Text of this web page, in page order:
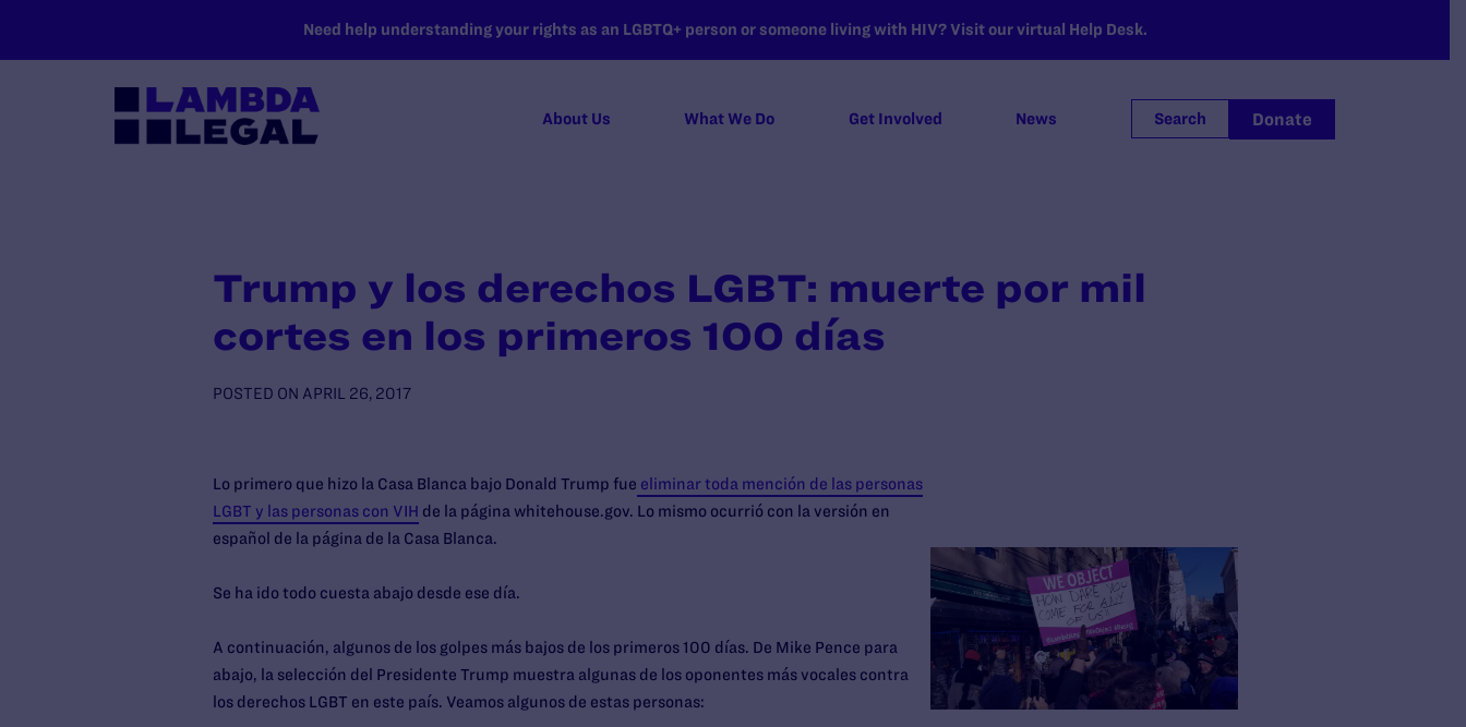
Need help understanding your rights as an LGBTQ+ person or someone living with HIV? Visit our virtual Help Desk.
About Us What We Do Get Involved News Search Donate
Trump y los derechos LGBT: muerte por mil
cortes en los primeros 100 días
POSTED ON APRIL 26, 2017
Lo primero que hizo la Casa Blanca bajo Donald Trump fue eliminar toda mención de las personas
LGBT y las personas con VIH de la página whitehouse.gov. Lo mismo ocurrió con la versión en
español de la página de la Casa Blanca.
Se ha ido todo cuesta abajo desde ese día.
A continuación, algunos de los golpes más bajos de los primeros 100 días. De Mike Pence para
abajo, la selección del Presidente Trump muestra algunas de los oponentes más vocales contra
los derechos LGBT en este país. Veamos algunos de estas personas: